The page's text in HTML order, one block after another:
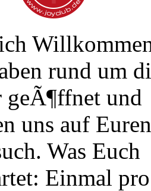
rund um
geÃ¶ffnet und
uns auf Euren
Was Euch
Einmal pro